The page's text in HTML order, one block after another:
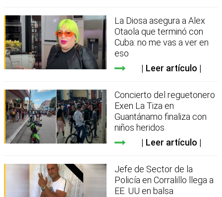
La Diosa asegura a Alex
Otaola que terminó con
Cuba: no me vas a ver en
eso
Leer artículo
Concierto del reguetonero
Exen La Tiza en
Guantánamo finaliza con
niños heridos
Leer artículo
Jefe de Sector de la
Policía en Corralillo llega a
EE. UU en balsa